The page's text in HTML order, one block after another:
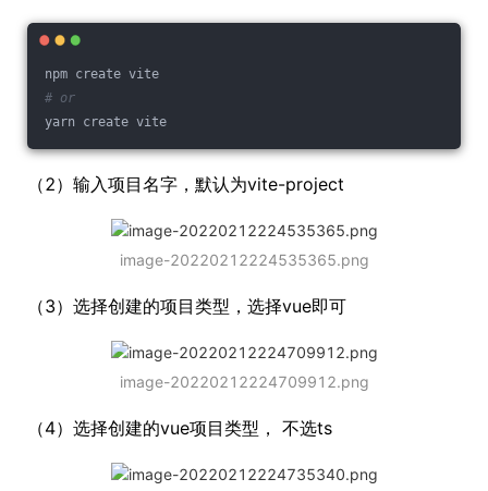
npm create vite
# or
yarn create vite
（2）输入项目名字，默认为vite-project
image-20220212224535365.png
（3）选择创建的项目类型，选择vue即可
image-20220212224709912.png
（4）选择创建的vue项目类型， 不选ts